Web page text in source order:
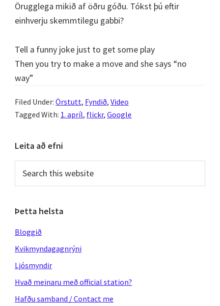
Örugglega mikið af öðru góðu. Tókst þú eftir
einhverju skemmtilegu gabbi?
Tell a funny joke just to get some play
Then you try to make a move and she says “no
way”
Filed Under: Örstutt, Fyndið, Video
Tagged With: 1. apríl, flickr, Google
Primary
Sidebar
Leita að efni
this
Þetta helsta
Bloggið
Kvikmyndagagnrýni
Ljósmyndir
Hvað meinaru með official station?
Hafðu samband / Contact me